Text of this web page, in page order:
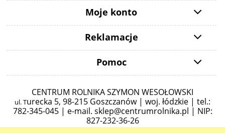
Moje konto
Reklamacje
Pomoc
CENTRUM ROLNIKA SZYMON WESOŁOWSKI
ul. Turecka 5, 98-215 Goszczanów | woj. łódzkie | tel.:
782-345-045 | e-mail. sklep@centrumrolnika.pl | NIP:
827-232-36-26